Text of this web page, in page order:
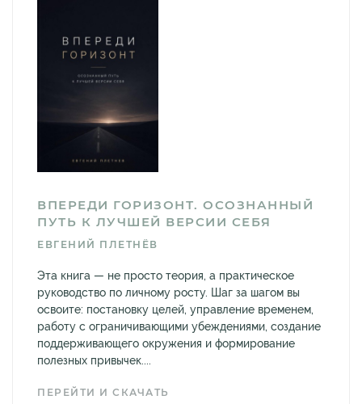
ВПЕРЕДИ ГОРИЗОНТ. ОСОЗНАННЫЙ
ПУТЬ К ЛУЧШЕЙ ВЕРСИИ СЕБЯ
ЕВГЕНИЙ ПЛЕТНЁВ
Эта книга — не просто теория, а практическое
руководство по личному росту. Шаг за шагом вы
освоите: постановку целей, управление временем,
работу с ограничивающими убеждениями, создание
поддерживающего окружения и формирование
полезных привычек....
ПЕРЕЙТИ И СКАЧАТЬ